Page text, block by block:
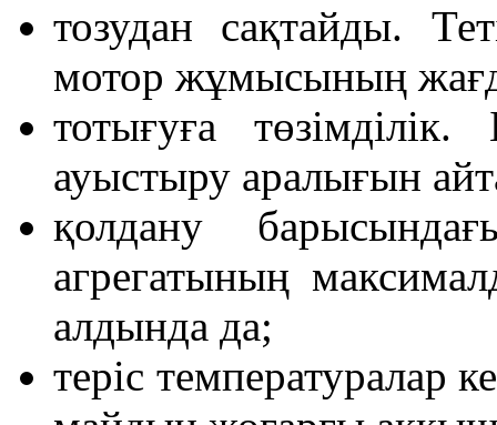
тозудан сақтайды.
мотор жұмысының
тотығуға
ауыстыру аралығын
қолдану
агрегатының
алдында да;
теріс температуралар